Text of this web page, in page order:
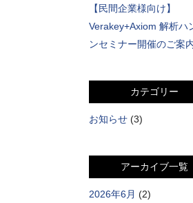
【民間企業様向け】
Verakey+Axiom 解析ハ
ンセミナー開催のご案
カテゴリー
お知らせ(3)
アーカイブ一覧
2026年6月 (2)